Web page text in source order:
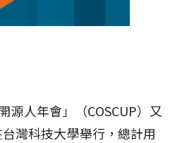
源人年會」（COSCUP）又
灣科技大學舉行，總計用